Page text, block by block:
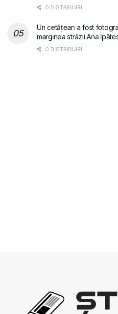
0 DISTRIBUIRI
Un cetățean a fost
marginea străzii Ana
0 DISTRIBUIRI